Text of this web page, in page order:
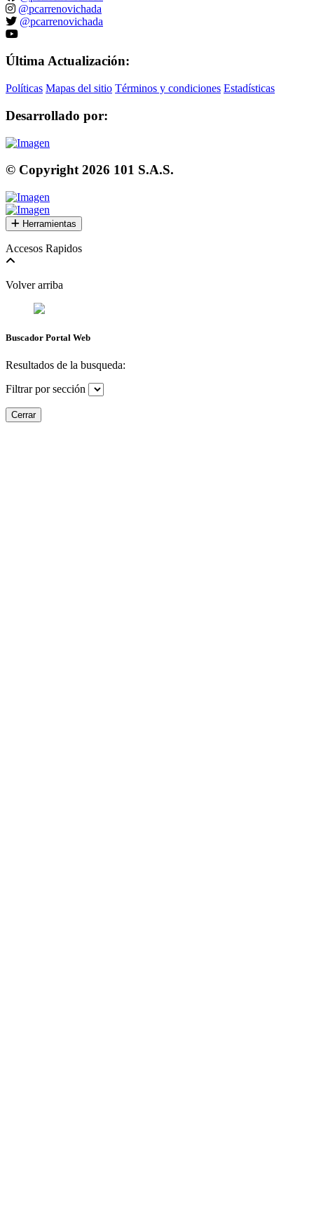
@pcarrenovichada
@pcarrenovichada
Última Actualización:
Políticas Mapas del sitio Términos y condiciones Estadísticas
Desarrollado por:
© Copyright2026 101 S.A.S.
Herramientas
Accesos Rapidos
Volver arriba
Buscador Portal Web
Resultados de la busqueda:
Filtrar por sección
Cerrar